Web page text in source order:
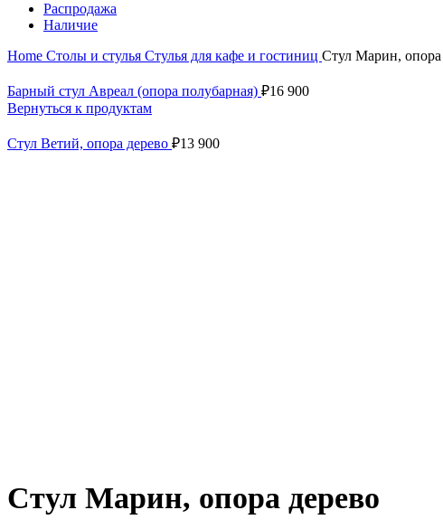
Распродажа
Наличие
Home Столы и стулья Стулья для кафе и гостиниц Стул Марин, опора
Барный стул Авреал (опора полубарная) ₽16 900
Вернуться к продуктам
Стул Ветий, опора дерево ₽13 900
Стул Марин, опора дерево